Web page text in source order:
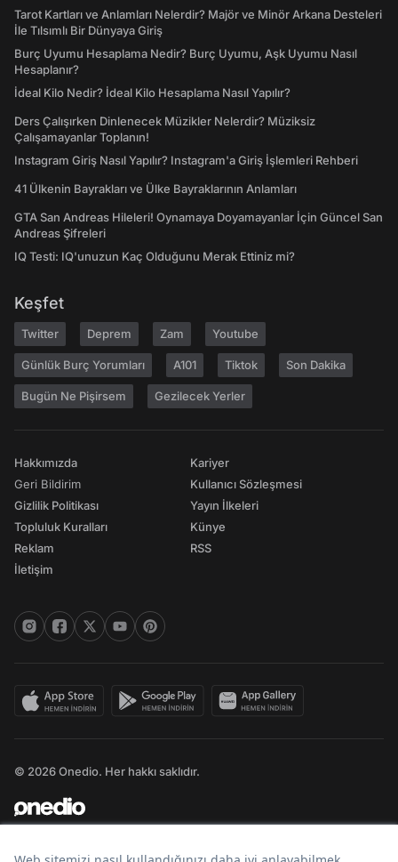
Tarot Kartları ve Anlamları Nelerdir? Majör ve Minör Arkana Desteleri
İle Tılsımlı Bir Dünyaya Giriş
Burç Uyumu Hesaplama Nedir? Burç Uyumu, Aşk Uyumu Nasıl
Hesaplanır?
İdeal Kilo Nedir? İdeal Kilo Hesaplama Nasıl Yapılır?
Ders Çalışırken Dinlenecek Müzikler Nelerdir? Müziksiz
Çalışamayanlar Toplanın!
Instagram Giriş Nasıl Yapılır? Instagram'a Giriş İşlemleri Rehberi
41 Ülkenin Bayrakları ve Ülke Bayraklarının Anlamları
GTA San Andreas Hileleri! Oynamaya Doyamayanlar İçin Güncel San
Andreas Şifreleri
IQ Testi: IQ'unuzun Kaç Olduğunu Merak Ettiniz mi?
Keşfet
Twitter Deprem Zam Youtube
Günlük Burç Yorumları A101 Tiktok Son Dakika
Bugün Ne Pişirsem Gezilecek Yerler
Hakkımızda
Geri Bildirim
Gizlilik Politikası
Topluluk Kuralları
Reklam
İletişim
Kariyer
Kullanıcı Sözleşmesi
Yayın İlkeleri
Künye
RSS
© 2026 Onedio. Her hakkı saklıdır.